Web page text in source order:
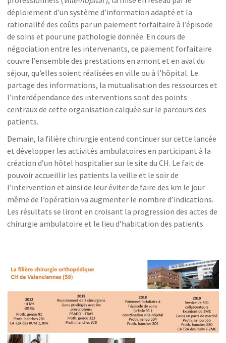
déploiement d’un système d’information adapté et la
rationalité des coûts par un paiement forfaitaire à l’épisode
de soins et pour une pathologie donnée. En cours de
négociation entre les intervenants, ce paiement forfaitaire
couvre l’ensemble des prestations en amont et en aval du
séjour, qu’elles soient réalisées en ville ou à l’hôpital. Le
partage des informations, la mutualisation des ressources et
l’interdépendance des interventions sont des points
centraux de cette organisation calquée sur le parcours des
patients.
Demain, la filière chirurgie entend continuer sur cette lancée
et développer les activités ambulatoires en participant à la
création d’un hôtel hospitalier sur le site du CH. Le fait de
pouvoir accueillir les patients la veille et le soir de
l’intervention et ainsi de leur éviter de faire des km le jour
même de l’opération va augmenter le nombre d’indications.
Les résultats se liront en croisant la progression des actes de
chirurgie ambulatoire et le lieu d’habitation des patients.